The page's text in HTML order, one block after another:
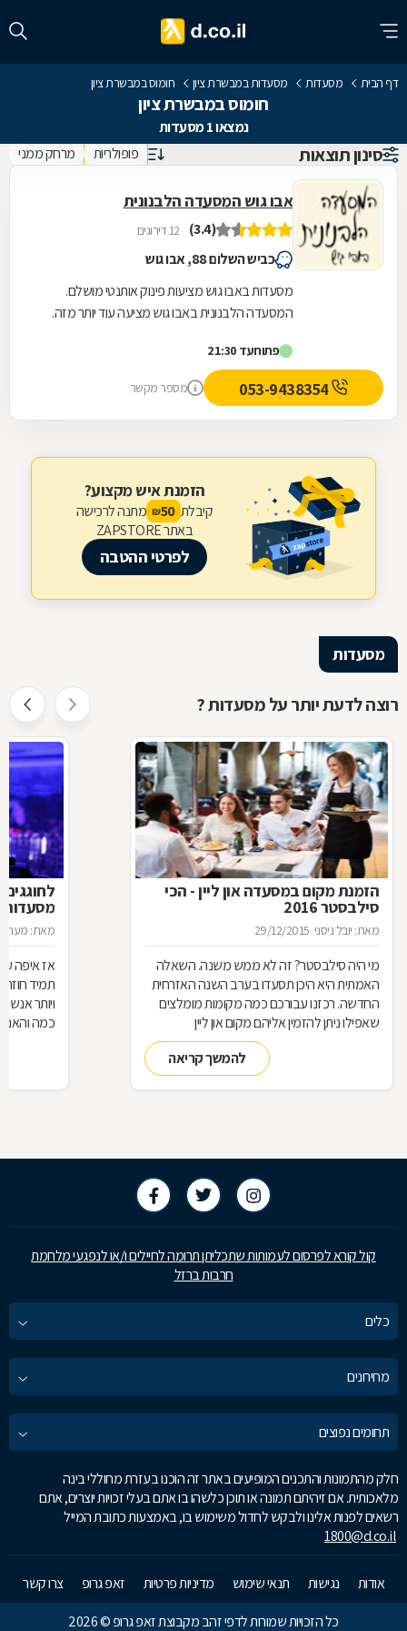
דף הבית מסעדות מסעדות במבשרת ציון חומוס במבשרת ציון
חומוס במבשרת ציון
נמצאו 1 מסעדות
סינון תוצאות פופולריות מרחק ממני
אבו גוש המסעדה הלבנונית
(3.4) 12 דירוגים
כביש השלום 88, אבו גוש
מסעדות באבו גוש מציעות פינוק אותנטי מושלם.
המסעדה הלבנונית באבו גוש מציעה עוד יותר מזה.
ומפנקת...
פתוחעד 21:30
053-9438354 מספר מקשר
הזמנת איש מקצוע?
קיבלת 50
₪ מתנה לרכישה
באתר ZAPSTORE
לפרטי ההטבה
מסעדות
רוצה לדעת יותר על מסעדות ?
הזמנת מקום במסעדה און ליין - הכי
סילבסטר 2016
מאת: יובל ניסני 29/12/2015
מי היה סילבסטר? זה לא ממש משנה. השאלה
האמתית היא היכן תסעדו בערב השנה האזרחית
החדשה. רכזנו עבורכם כמה מקומות מומלצים
שאפילו ניתן להזמין אליהם מקום און ליין
להמשך קריאה
מסעדות
מאת:
אז איפה
תמיד
ויותר
כמה והאם
קול קורא לפרסום לעמותות שתכליתן תרומה לחיילים ו/או לנפגעי מלחמת
חרבות ברזל
כלים
מחירונים
תחומים נפוצים
חלק מהתמונות והתכנים המופיעים באתר זה הוכנו בעזרת מחוללי בינה
מלאכותית. אם זיהיתם תמונה או תוכן כלשהו בו אתם בעלי זכויות יוצרים, אתם
רשאים לפנות אלינו ולבקש לחדול משימוש בו, באמצעות כתובת המייל
1800@d.co.il
אודות נגישות תנאי שימוש מדיניות פרטיות זאפ גרופ
צרו קשר
כל הזכויות שמורות לדפי זהב מקבוצת זאפ גרופ © 2026